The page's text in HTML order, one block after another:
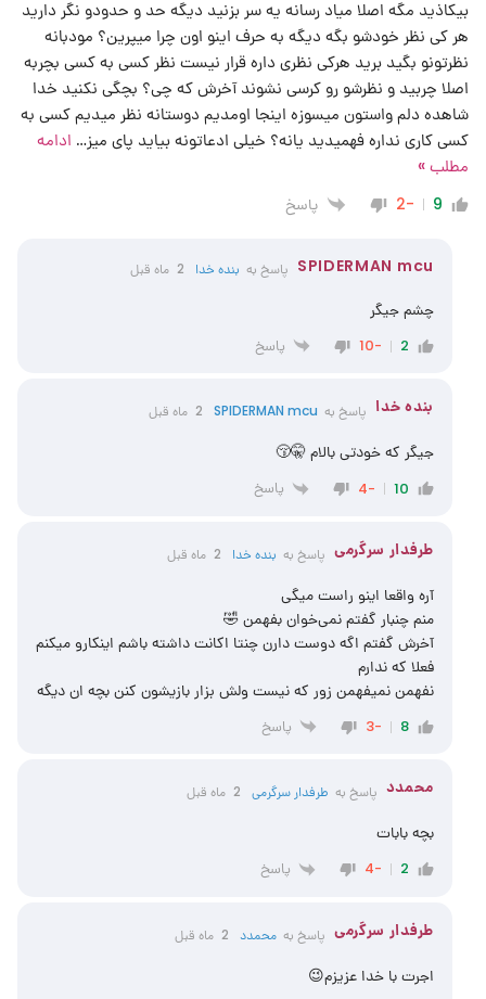
بیکاذید مگه اصلا میاد رسانه یه سر بزنید دیگه حد و حدودو نگر دارید
هر کی نظر خودشو بگه دیگه به حرف اینو اون چرا میپرین؟ مودبانه
نظرتونو بگید برید هرکی نظری داره قرار نیست نظر کسی به کسی بچربه
اصلا چربید و نظرشو رو کرسی نشوند آخرش که چی؟ بچگی نکنید خدا
شاهده دلم واستون میسوزه اینجا اومدیم دوستانه نظر میدیم کسی به
کسی کاری نداره فهمیدید یانه؟ خیلی ادعاتونه بیاید پای میز… ادامه
مطلب »
9
-2 پاسخ
SPIDERMAN mcu پاسخ به ‌‌بنده خدا 2 ماه قبل
چشم جیگر
2
-10 پاسخ
‌‌بنده خدا پاسخ به SPIDERMAN mcu 2 ماه قبل
جیگر که خودتی بالام 🤫😚
10
-4 پاسخ
طرفدار سرگرمی پاسخ به ‌‌بنده خدا 2 ماه قبل
آره واقعا اینو راست میگی
منم چنبار گفتم نمی‌خوان بفهمن 🤣
آخرش گفتم اگه دوست دارن چنتا اکانت داشته باشم اینکارو میکنم
فعلا که ندارم
نفهمن نمیفهمن زور که نیست ولش بزار بازیشون کنن بچه ان دیگه
8
-3 پاسخ
محمدد پاسخ به طرفدار سرگرمی 2 ماه قبل
بچه بابات
2
-4 پاسخ
طرفدار سرگرمی پاسخ بهمحمدد 2 ماه قبل
اجرت با خدا عزیزم😉